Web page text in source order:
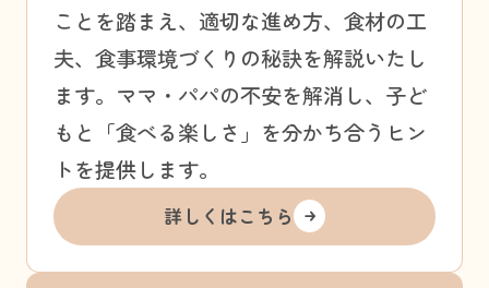
ことを踏まえ、適切な進め方、食材の工
夫、食事環境づくりの秘訣を解説いたし
ます。ママ・パパの不安を解消し、子ど
もと「食べる楽しさ」を分かち合うヒン
トを提供します。
詳しくはこちら